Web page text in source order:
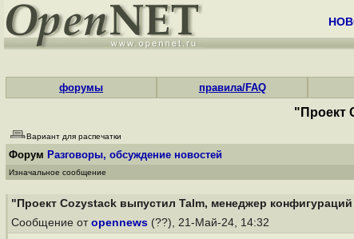
форумы правила/FAQ
"Проект
Вариант для распечатки
Форум Разговоры, обсуждение новостей
Изначальное сообщение
"Проект Cozystack выпустил Talm, менеджер
Сообщение от opennews (??), 21-Май-24, 14:32